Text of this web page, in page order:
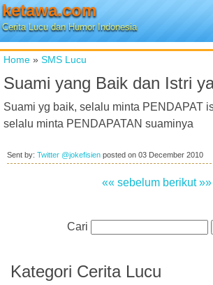
ketawa.com
Cerita Lucu dan Humor Indonesia
Home » SMS Lucu
Suami yang Baik dan Istri
Suami yg baik, selalu minta PENDAPAT
selalu minta PENDAPATAN suaminya
Sent by: Twitter @jokefisien posted on 03 December 2010
«« sebelum berikut »»
Cari
Kategori Cerita Lucu